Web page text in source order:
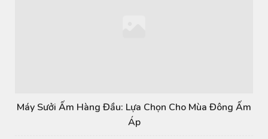
Máy Sưởi Ấm Hàng Đầu: Lựa Chọn Cho Mùa Đông Ấm
Áp